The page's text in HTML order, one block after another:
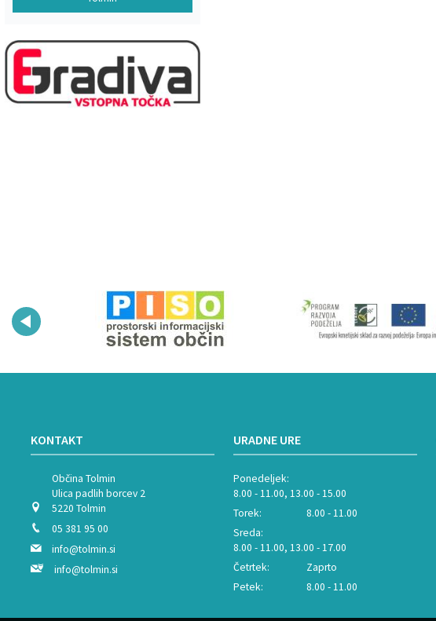
KONTAKT
Občina Tolmin
Ulica padlih borcev 2
5220 Tolmin
05 381 95 00
info@tolmin.si
info@tolmin.si
URADNE URE
Ponedeljek:
8.00 - 11.00, 13.00 - 15.00
Torek:
8.00 - 11.00
Sreda:
8.00 - 11.00, 13.00 - 17.00
Četrtek:
Zaprto
Petek:
8.00 - 11.00